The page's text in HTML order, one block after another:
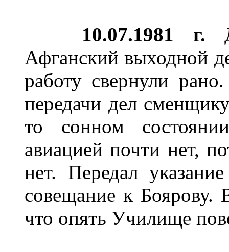
10.07.1981 г.
Афганский выходной
работу свернули
передачи дел
то сонном
авиацией почти нет,
нет. Передал
совещание к Боярову.
что опять Училище